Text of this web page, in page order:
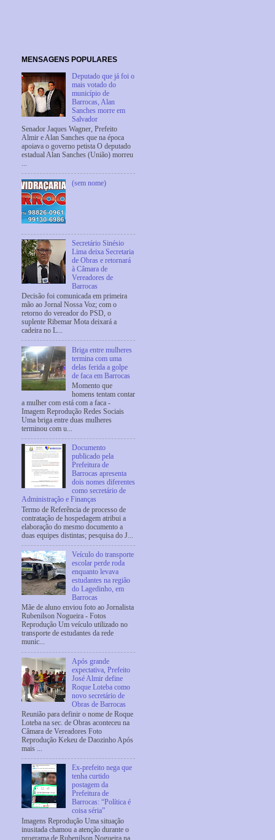
MENSAGENS POPULARES
Deputado que já foi o
mais votado do
município de
Barrocas, Alan
Sanches morre em
Salvador
Senador Jaques Wagner, Prefeito
Almir e Alan Sanches que na época
apoiava o governo petista O deputado
estadual Alan Sanches (União) morreu
...
(sem nome)
Secretário Sinésio
Lima deixa Secretaria
de Obras e retornará
à Câmara de
Vereadores de
Barrocas
Decisão foi comunicada em primeira
mão ao Jornal Nossa Voz; com o
retorno do vereador do PSD, o
suplente Ribemar Mota deixará a
cadeira no L...
Briga entre mulheres
termina com uma
delas ferida a golpe
de faca em Barrocas
Momento que
homens tentam contar
a mulher com está com a faca -
Imagem Reprodução Redes Sociais
Uma briga entre duas mulheres
terminou com u...
Documento
publicado pela
Prefeitura de
Barrocas apresenta
dois nomes diferentes
como secretário de
Administração e Finanças
Termo de Referência de processo de
contratação de hospedagem atribui a
elaboração do mesmo documento a
duas equipes distintas; pesquisa do J...
Veículo do transporte
escolar perde roda
enquanto levava
estudantes na região
do Lagedinho, em
Barrocas
Mãe de aluno enviou foto ao Jornalista
Rubenilson Nogueira - Fotos
Reprodução Um veículo utilizado no
transporte de estudantes da rede
munic...
Após grande
expectativa, Prefeito
José Almir define
Roque Loteba como
novo secretário de
Obras de Barrocas
Reunião para definir o nome de Roque
Loteba na sec. de Obras aconteceu na
Câmara de Vereadores Foto
Reprodução Kekeu de Daozinho Após
mais ...
Ex-prefeito nega que
tenha curtido
postagem da
Prefeitura de
Barrocas: “Política é
coisa séria”
Imagens Reprodução Uma situação
inusitada chamou a atenção durante o
programa de Rubenilson Nogueira na